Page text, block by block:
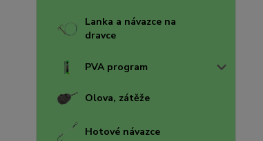
Lanka a návazce na
dravce
PVA program
Olova, zátěže
Hotové návazce